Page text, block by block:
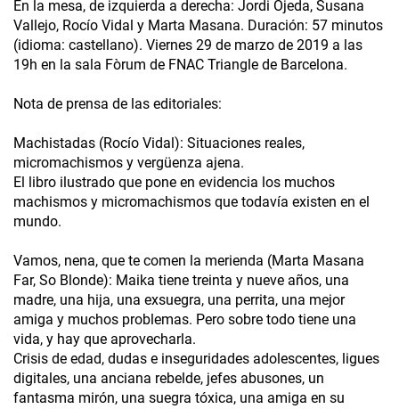
En la mesa, de izquierda a derecha: Jordi Ojeda, Susana
Vallejo, Rocío Vidal y Marta Masana. Duración: 57 minutos
(idioma: castellano). Viernes 29 de marzo de 2019 a las
19h en la sala Fòrum de FNAC Triangle de Barcelona.
Nota de prensa de las editoriales:
Machistadas (Rocío Vidal): Situaciones reales,
micromachismos y vergüenza ajena.
El libro ilustrado que pone en evidencia los muchos
machismos y micromachismos que todavía existen en el
mundo.
Vamos, nena, que te comen la merienda (Marta Masana
Far, So Blonde): Maika tiene treinta y nueve años, una
madre, una hija, una exsuegra, una perrita, una mejor
amiga y muchos problemas. Pero sobre todo tiene una
vida, y hay que aprovecharla.
Crisis de edad, dudas e inseguridades adolescentes, ligues
digitales, una anciana rebelde, jefes abusones, un
fantasma mirón, una suegra tóxica, una amiga en su